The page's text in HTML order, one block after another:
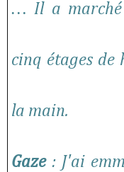
… Il a marché
cinq étages
la main.
Gaze: J'ai